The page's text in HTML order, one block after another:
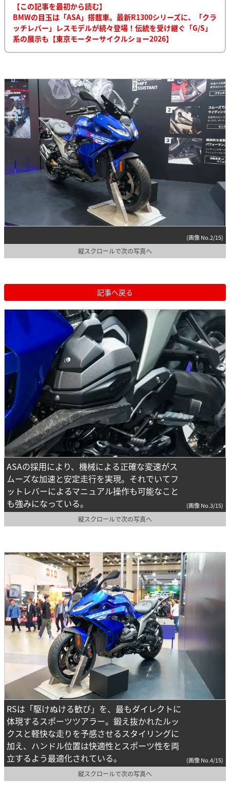
【この記事を最初から読む】
BMWの目玉は「ASA」搭載車。最新R1300シリーズに、「クラ
ッチレバー」レスモデルが続々登場！伝統を受け継ぐ「G/S」
系の展示も【東京モーターサイクルショー2026】
(画像 No.2/15)
縦スクロールで次の写真へ
記事へ戻る
ASAの採用により、機械による正確な変速がス
ムーズな加速と安定走行を実現。それでいてフ
ットレバーによるマニュアル操作も可能なこと
も強みになっている。
(画像 No.3/15)
縦スクロールで次の写真へ
RSは「駆けぬける歓び」を、最もダイレクトに
体現するスポーツツアラー。鍛え抜かれたルッ
クスと軽快な走りを予感させるスタイリングに
加え、ハンドル位置は快適性とスポーツ性を両
立するよう最適化されている。
(画像 No.4/15)
縦スクロールで次の写真へ